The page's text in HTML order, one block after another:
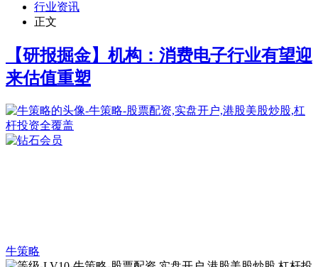
行业资讯
正文
【研报掘金】机构：消费电子行业有望迎
来估值重塑
牛策略